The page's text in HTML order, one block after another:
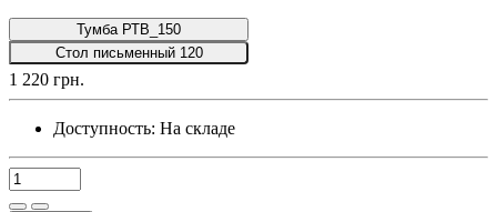
Тумба РТВ_150
Стол письменный 120
1 220 грн.
Доступность: На складе